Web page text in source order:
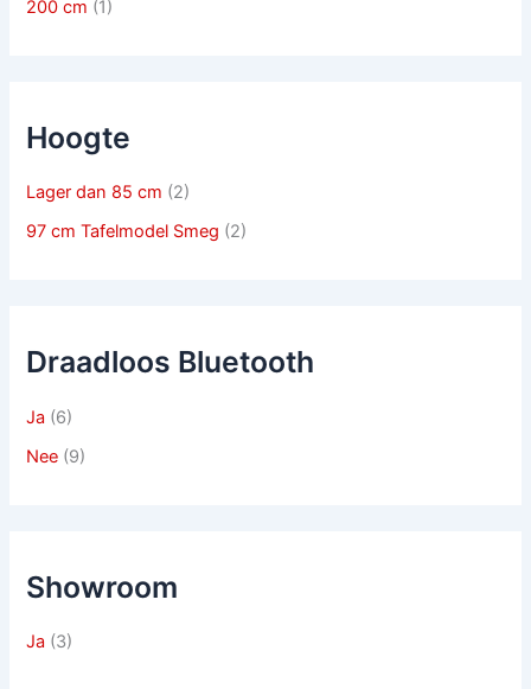
200 cm (1)
Hoogte
Lager dan 85 cm (2)
97 cm Tafelmodel Smeg (2)
Draadloos Bluetooth
Ja (6)
Nee (9)
Showroom
Ja (3)